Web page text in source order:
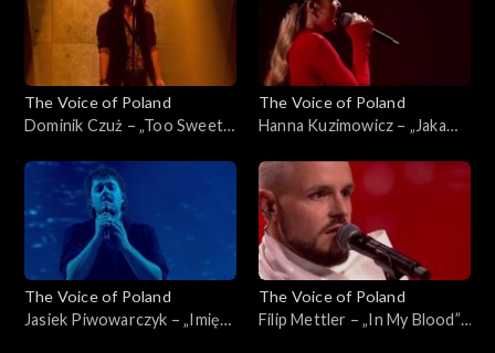
The Voice of Poland
Dominik Czuż – „Too Sweet”,
15 listopada 2025
The Voice of Poland
Hanna Kuzimowicz – „Jaka
of Poland”, Live 2, 15
listopada 2025
The Voice of Poland
Jasiek Piwowarczyk – „Imię
The Voice of Poland
Filip Mettler – „In My Blood”,